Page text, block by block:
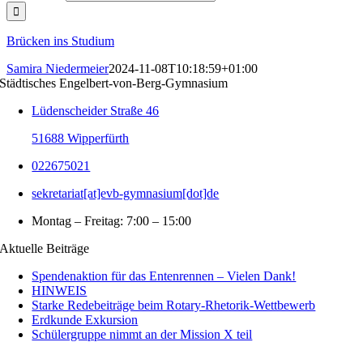
Brücken ins Studium
Samira Niedermeier2024-11-08T10:18:59+01:00
Städtisches Engelbert-von-Berg-Gymnasium
Lüdenscheider Straße 46
51688 Wipperfürth
022675021
sekretariat[at]evb-gymnasium[dot]de
Montag – Freitag: 7:00 – 15:00
Aktuelle Beiträge
Spendenaktion für das Entenrennen – Vielen Dank!
HINWEIS
Starke Redebeiträge beim Rotary-Rhetorik-Wettbewerb
Erdkunde Exkursion
Schülergruppe nimmt an der Mission X teil